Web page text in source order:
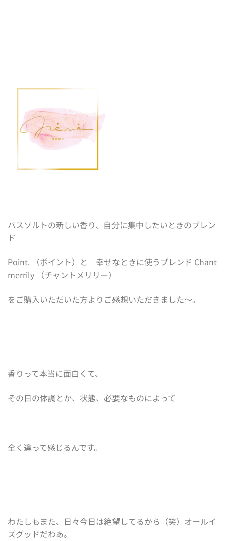
バスソルトの新しい香り、自分に集中したいときのブレン
ド
Point. （ポイント）と 幸せなときに使うブレンド Chant
merrily （チャントメリリー）
をご購入いただいた方よりご感想いただきました〜。
香りって本当に面白くて、
その日の体調とか、状態、必要なものによって
全く違って感じるんです。
わたしもまた、日々今日は絶望してるから（笑）オールイ
ズグッドだわあ。